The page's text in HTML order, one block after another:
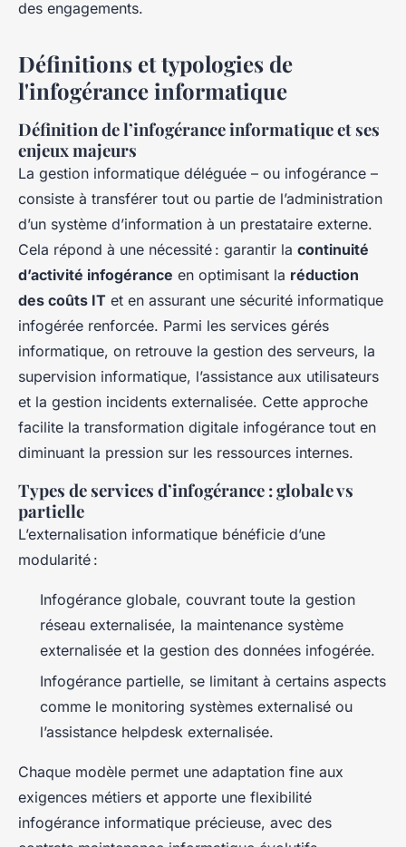
des engagements.
Définitions et typologies de
l'infogérance informatique
Définition de l’infogérance informatique et ses
enjeux majeurs
La gestion informatique déléguée – ou infogérance –
consiste à transférer tout ou partie de l’administration
d’un système d’information à un prestataire externe.
Cela répond à une nécessité : garantir la continuité
d’activité infogérance en optimisant la réduction
des coûts IT et en assurant une sécurité informatique
infogérée renforcée. Parmi les services gérés
informatique, on retrouve la gestion des serveurs, la
supervision informatique, l’assistance aux utilisateurs
et la gestion incidents externalisée. Cette approche
facilite la transformation digitale infogérance tout en
diminuant la pression sur les ressources internes.
Types de services d’infogérance : globale vs
partielle
L’externalisation informatique bénéficie d’une
modularité :
Infogérance globale, couvrant toute la gestion
réseau externalisée, la maintenance système
externalisée et la gestion des données infogérée.
Infogérance partielle, se limitant à certains aspects
comme le monitoring systèmes externalisé ou
l’assistance helpdesk externalisée.
Chaque modèle permet une adaptation fine aux
exigences métiers et apporte une flexibilité
infogérance informatique précieuse, avec des